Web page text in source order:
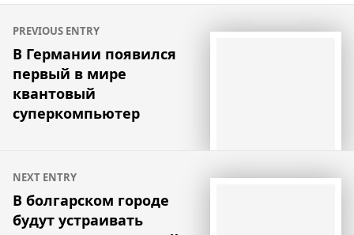
Навигация
по
записям
PREVIOUS ENTRY
В Германии появился
первый в мире
квантовый
суперкомпьютер
NEXT ENTRY
В болгарском городе
будут устраивать